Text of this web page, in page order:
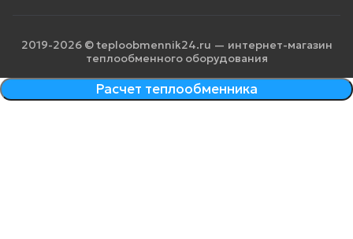
2019-2026 © teploobmennik24.ru — интернет-магазин
теплообменного оборудования
Расчет теплообменника